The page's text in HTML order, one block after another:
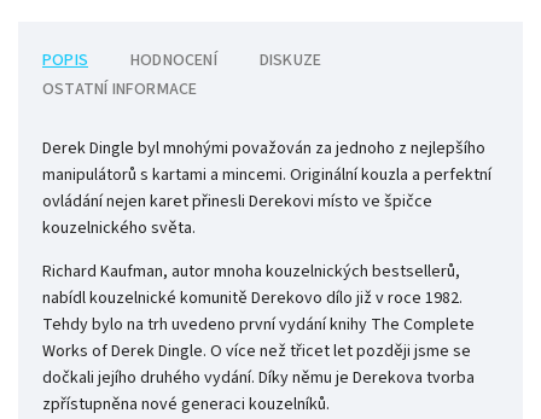
POPIS HODNOCENÍ
DISKUZE
OSTATNÍ INFORMACE
Derek Dingle byl mnohými považován za jednoho z nejlepšího
manipulátorů s kartami a mincemi. Originální kouzla a perfektní
ovládání nejen karet přinesli Derekovi místo ve špičce
kouzelnického světa.
Richard Kaufman, autor mnoha kouzelnických bestsellerů,
nabídl kouzelnické komunitě Derekovo dílo již v roce 1982.
Tehdy bylo na trh uvedeno první vydání knihy The Complete
Works of Derek Dingle. O více než třicet let později jsme se
dočkali jejího druhého vydání. Díky němu je Derekova tvorba
zpřístupněna nové generaci kouzelníků.